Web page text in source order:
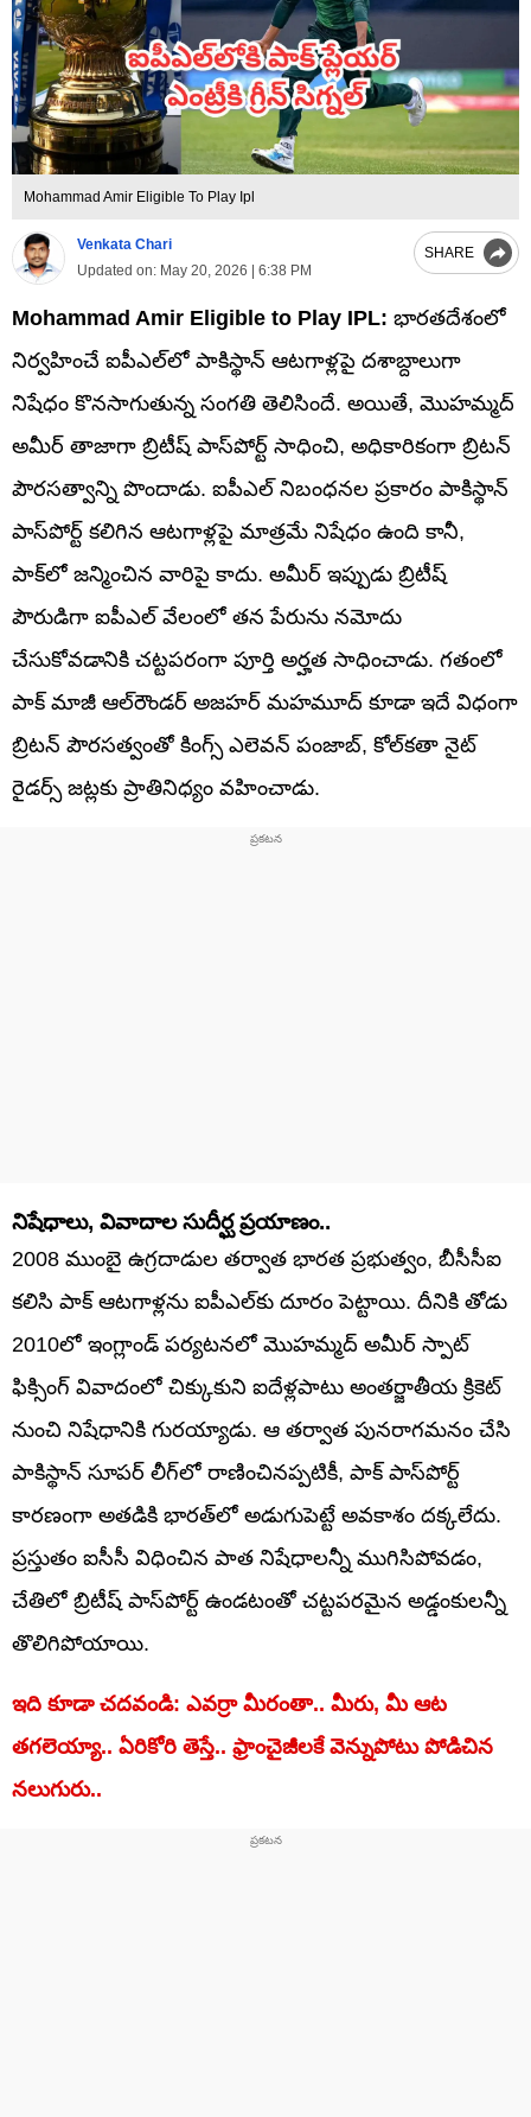
Mohammad Amir Eligible To Play Ipl
Venkata Chari
Updated on: May 20, 2026 | 6:38 PM
SHARE
Mohammad Amir Eligible to Play IPL: భారతదేశంలో
నిర్వహించే ఐపీఎల్‌లో పాకిస్థాన్ ఆటగాళ్లపై దశాబ్దాలుగా
నిషేధం కొనసాగుతున్న సంగతి తెలిసిందే. అయితే, మొహమ్మద్
అమీర్ తాజాగా బ్రిటీష్ పాస్‌పోర్ట్ సాధించి, అధికారికంగా బ్రిటన్
పౌరసత్వాన్ని పొందాడు. ఐపీఎల్ నిబంధనల ప్రకారం పాకిస్థాన్
పాస్‌పోర్ట్ కలిగిన ఆటగాళ్లపై మాత్రమే నిషేధం ఉంది కానీ,
పాక్‌లో జన్మించిన వారిపై కాదు. అమీర్ ఇప్పుడు బ్రిటీష్
పౌరుడిగా ఐపీఎల్ వేలంలో తన పేరును నమోదు
చేసుకోవడానికి చట్టపరంగా పూర్తి అర్హత సాధించాడు. గతంలో
పాక్ మాజీ ఆల్‌రౌండర్ అజహర్ మహమూద్ కూడా ఇదే విధంగా
బ్రిటన్ పౌరసత్వంతో కింగ్స్ ఎలెవన్ పంజాబ్, కోల్‌కతా నైట్
రైడర్స్ జట్లకు ప్రాతినిధ్యం వహించాడు.
నిషేధాలు, వివాదాల సుదీర్ఘ ప్రయాణం..
2008 ముంబై ఉగ్రదాడుల తర్వాత భారత ప్రభుత్వం, బీసీసీఐ
కలిసి పాక్ ఆటగాళ్లను ఐపీఎల్‌కు దూరం పెట్టాయి. దీనికి తోడు
2010లో ఇంగ్లాండ్ పర్యటనలో మొహమ్మద్ అమీర్ స్పాట్
ఫిక్సింగ్ వివాదంలో చిక్కుకుని ఐదేళ్లపాటు అంతర్జాతీయ క్రికెట్
నుంచి నిషేధానికి గురయ్యాడు. ఆ తర్వాత పునరాగమనం చేసి
పాకిస్థాన్ సూపర్ లీగ్‌లో రాణించినప్పటికీ, పాక్ పాస్‌పోర్ట్
కారణంగా అతడికి భారత్‌లో అడుగుపెట్టే అవకాశం దక్కలేదు.
ప్రస్తుతం ఐసీసీ విధించిన పాత నిషేధాలన్నీ ముగిసిపోవడం,
చేతిలో బ్రిటీష్ పాస్‌పోర్ట్ ఉండటంతో చట్టపరమైన అడ్డంకులన్నీ
తొలిగిపోయాయి.
ఇది కూడా చదవండి: ఎవర్రా మీరంతా.. మీరు, మీ ఆట
తగలెయ్యా.. ఏరికోరి తెస్తే.. ఫ్రాంచైజీలకే వెన్నుపోటు పోడిచిన
నలుగురు..